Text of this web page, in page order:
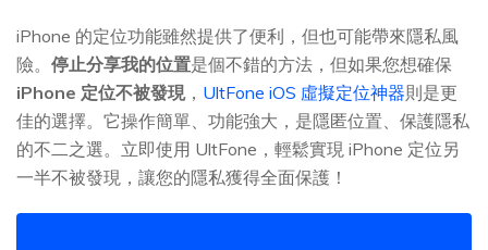
iPhone 的定位功能雖然提供了便利，但也可能帶來隱私風
險。 停止分享我的位置是個不錯的方法，但如果您想確保
iPhone 定位不被發現， UltFone iOS 虛擬定位神器則是更
佳的選擇。它操作簡單、功能強大，是隱匿位置、保護隱私
的不二之選。立即使用 UltFone，輕鬆實現 iPhone 定位另
一半不被發現，讓您的隱私獲得全面保護！